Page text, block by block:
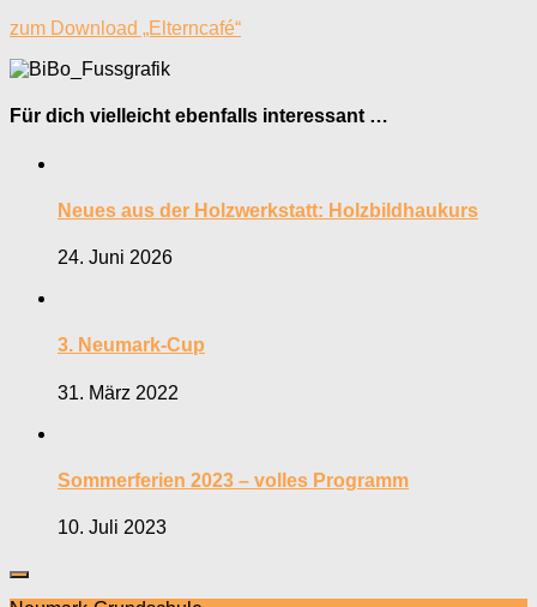
zum Download „Elterncafé“
Für dich vielleicht ebenfalls interessant …
Neues aus der Holzwerkstatt: Holzbildhaukurs
24. Juni 2026
3. Neumark-Cup
31. März 2022
Sommerferien 2023 – volles Programm
10. Juli 2023